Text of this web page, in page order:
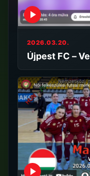
2026.03.20.
Újpest FC –